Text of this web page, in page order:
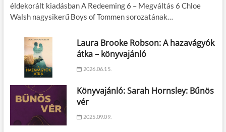
éldekorált kiadásban A Redeeming 6 – Megváltás 6 Chloe
Walsh nagysikerű Boys of Tommen sorozatának…
Laura Brooke Robson: A hazavágyók
átka – könyvajánló
2026.06.15.
Könyvajánló: Sarah Hornsley: Bűnös
vér
2025.09.09.